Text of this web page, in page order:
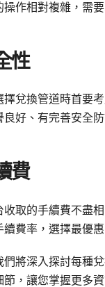
操作相對複雜，需
性
擇兌換管道時首要
良好、有完善安全
費
收取的手續費不盡
續費率，選擇最優惠
們將深入探討每種
節，讓您掌握更多